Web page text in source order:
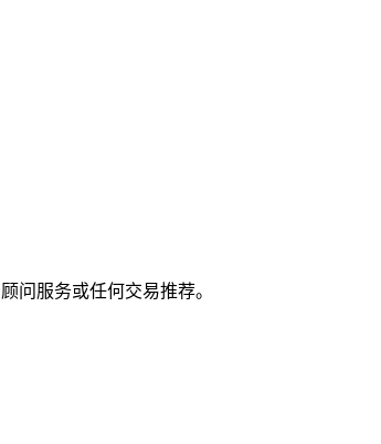
问服务或任何交易推荐。